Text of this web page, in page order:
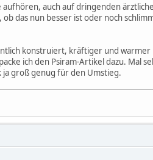
auch auf dringenden
das nun besser ist oder noch
konstruiert, kräftiger und warmer
ich den Psiram-Artikel dazu. Mal
ja groß genug für den Umstieg.